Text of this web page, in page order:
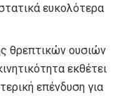
ευκολότερα
θρεπτικών ουσιών
εκθέτει
επένδυση για